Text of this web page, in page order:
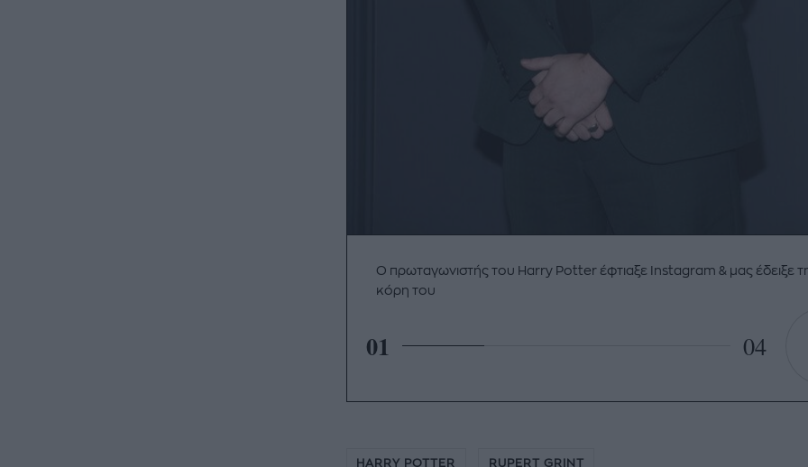
Ο πρωταγωνιστής του Harry Potter έφτιαξε Instagram & μας έδειξε
κόρη του
01 04
HARRY POTTER RUPERT GRINT